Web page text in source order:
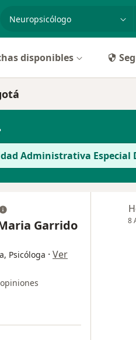
especialidad, enfermedad o
disponibles
Administrativa Especial
Garrido
Psicóloga · Ver
8